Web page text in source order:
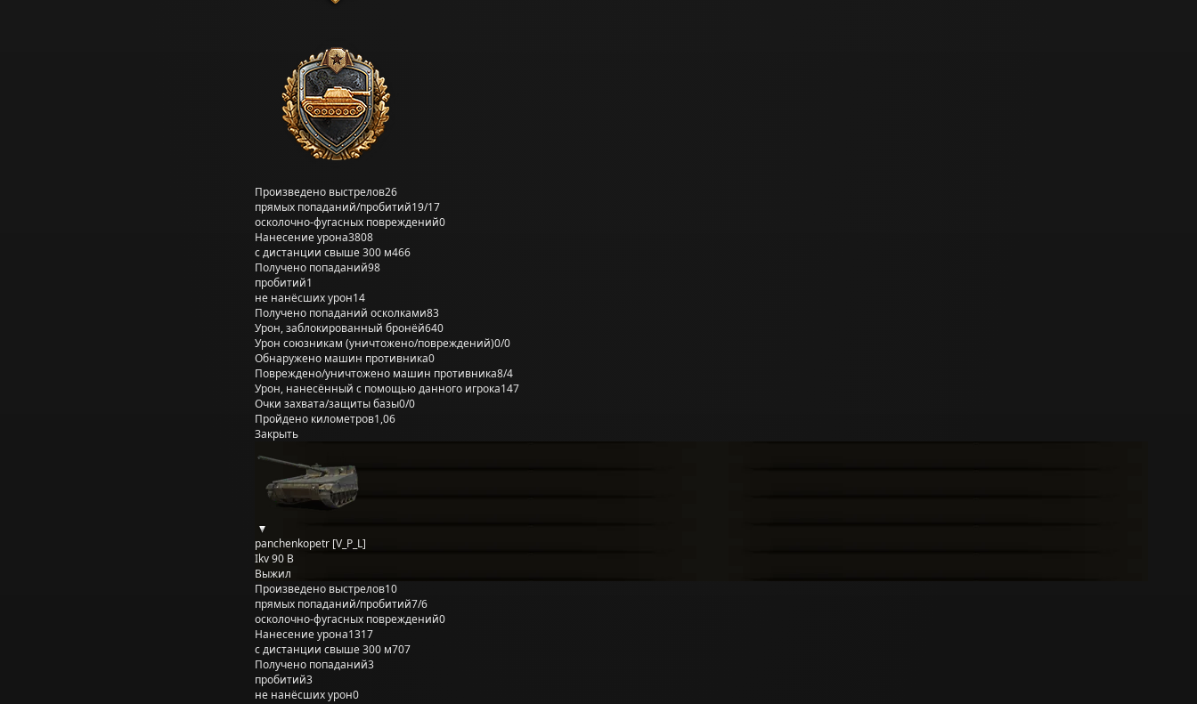
Произведено выстрелов26
прямых попаданий/пробитий19/17
осколочно-фугасных повреждений0
Нанесение урона3808
с дистанции свыше 300 м466
Получено попаданий98
пробитий1
не нанёсших урон14
Получено попаданий осколками83
Урон, заблокированный бронёй640
Урон союзникам (уничтожено/повреждений)0/0
Обнаружено машин противника0
Повреждено/уничтожено машин противника8/4
Урон, нанесённый с помощью данного игрока147
Очки захвата/защиты базы0/0
Пройдено километров1,06
Закрыть
panchenkopetr [V_P_L]
Ikv 90 B
Выжил
Произведено выстрелов10
прямых попаданий/пробитий7/6
осколочно-фугасных повреждений0
Нанесение урона1317
с дистанции свыше 300 м707
Получено попаданий3
пробитий3
не нанёсших урон0